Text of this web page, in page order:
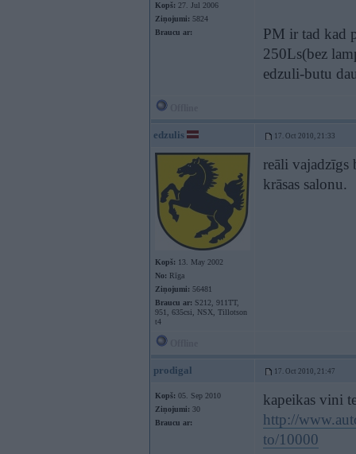
Kopš: 27. Jul 2006
Ziņojumi: 5824
Braucu ar:
PM ir tad kad
250Ls(bez
edzuli-butu
edzulis 17. Oct 2010, 21:33
Kopš: 13. May 2002
No: Rīga
Ziņojumi: 56481
Braucu ar: S212, 911TT,
951, 635csi, NSX, Tillotson
t4
reāli vajadzīgs
krāsas salonu.
prodigal 17. Oct 2010, 21:47
Kopš: 05. Sep 2010
Ziņojumi: 30
Braucu ar:
kapeikas vini
http://
to/10000